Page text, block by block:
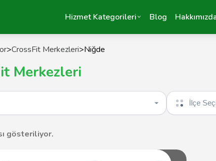
Hizmet Kategorileri Blog
>CrossFit Merkezleri>Niğde
Merkezleri
İlçe seçin
gösteriliyor.